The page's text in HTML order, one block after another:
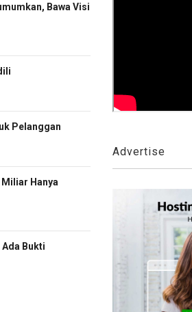
Bawa Visi
Pelanggan
Hanya
Bukti
Advertise